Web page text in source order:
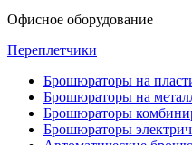
Офисное оборудование
Переплетчики
Брошюраторы на
Брошюраторы на
Брошюраторы
Брошюраторы